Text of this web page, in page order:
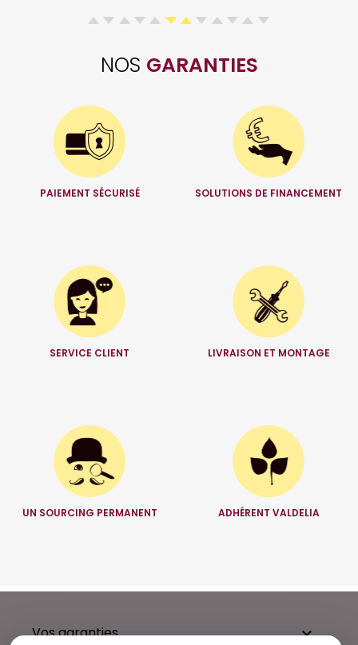
NOS GARANTIES
PAIEMENT SÉCURISÉ SOLUTIONS DE FINANCEMENT
SERVICE CLIENT LIVRAISON ET MONTAGE
UN SOURCING PERMANENT ADHÉRENT VALDELIA
Vos garanties 